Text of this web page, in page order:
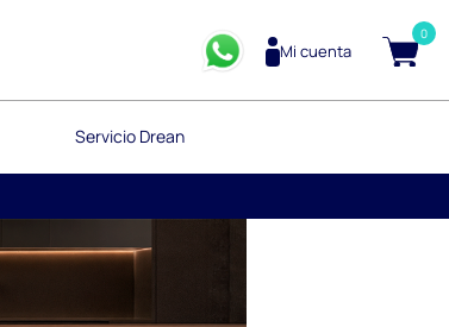
Mi cuenta
0
Servicio Drean